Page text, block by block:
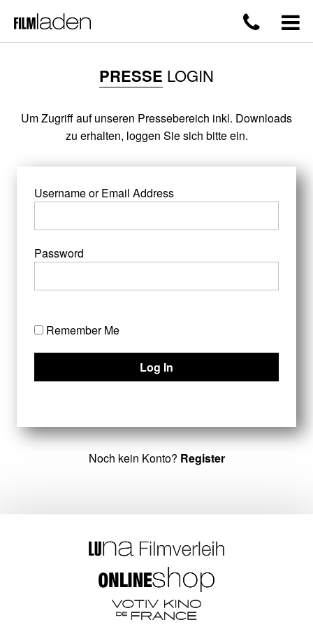
PRESSE LOGIN
Um Zugriff auf unseren Pressebereich inkl. Downloads
zu erhalten, loggen Sie sich bitte ein.
Username or Email Address
Password
Remember Me
Noch kein Konto? Register